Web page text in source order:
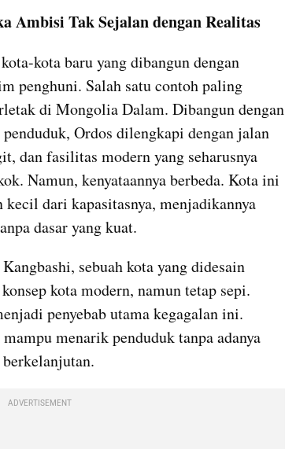
Ambisi Tak Sejalan dengan Realitas
kota baru yang dibangun dengan
penghuni. Salah satu contoh paling
di Mongolia Dalam. Dibangun dengan
Ordos dilengkapi dengan jalan
dan fasilitas modern yang seharusnya
Namun, kenyataannya berbeda. Kota ini
dari kapasitasnya, menjadikannya
dasar yang kuat.
sebuah kota yang didesain
kota modern, namun tetap sepi.
penyebab utama kegagalan ini.
menarik penduduk tanpa adanya
ADVERTISEMENT